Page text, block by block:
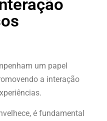
um papel
a interação
é fundamental